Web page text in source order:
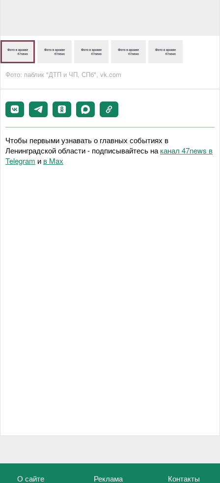
Фото: паблик "ДТП и ЧП, СПб", vk.com
Чтобы первыми узнавать о главных событиях в
Ленинградской области - подписывайтесь на канал 47news в
Telegram и в Maх
О сайте Реклама Контакты